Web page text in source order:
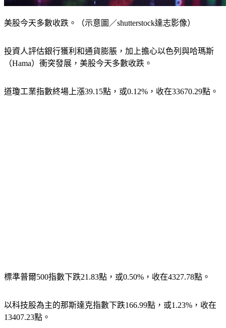
美股今天多數收跌。（示意圖／shutterstock達志影像）
投資人評估銀行獲利和通貨膨脹，加上擔心以色列與哈瑪斯
（Hama）衝突發展，美股今天多數收跌。
道瓊工業指數終場上漲39.15點，或0.12%，收在33670.29點。
標準普爾500指數下跌21.83點，或0.50%，收在4327.78點。
以科技股為主的那斯達克指數下跌166.99點，或1.23%，收在
13407.23點。